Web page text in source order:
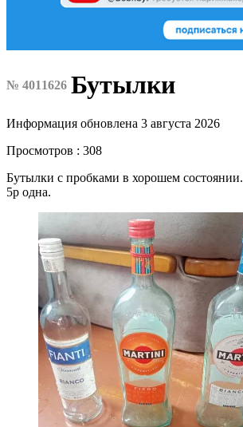
№ 4011626 Бутылки
Информация обновлена 3 августа 2026
Просмотров : 308
Бутылки с пробками в хорошем состоянии.
5р одна.